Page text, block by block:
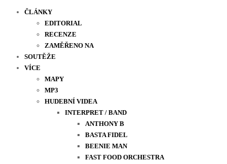
ČLÁNKY
EDITORIAL
RECENZE
ZAMĚŘENO NA
SOUTĚŽE
VÍCE
MAPY
MP3
HUDEBNÍ VIDEA
INTERPRET / BAND
ANTHONY B
BASTA FIDEL
BEENIE MAN
FAST FOOD ORCHESTRA